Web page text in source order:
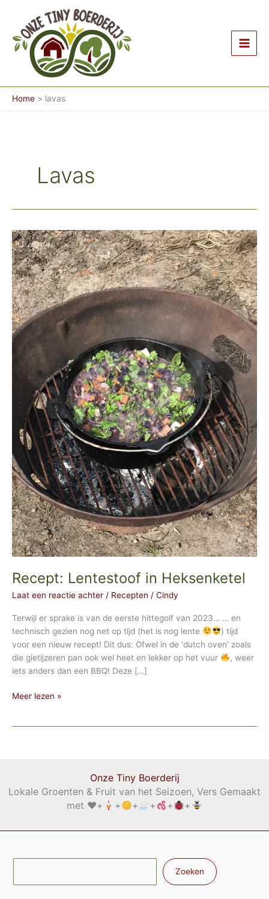
inhoud
Home lavas
Lavas
Recept: Lentestoof in Heksenketel
Laat een reactie achter / Recepten / Cindy
Terwijl er sprake is van de eerste hittegolf van 2023… … en
technisch gezien nog net op tijd (het is nog lente
) tijd
voor een nieuw recept! Dit dus: Ofwel in de ‘dutch oven’ zoals
die gietijzeren pan ook wel heet en lekker op het vuur
, weer
iets anders dan een BBQ! Deze […]
Recept:
Meer lezen »
Onze Tiny Boerderij
Lokale Groenten & Fruit van het Seizoen, Vers Gemaakt
met ♥️+ + + + + +
Zoeken